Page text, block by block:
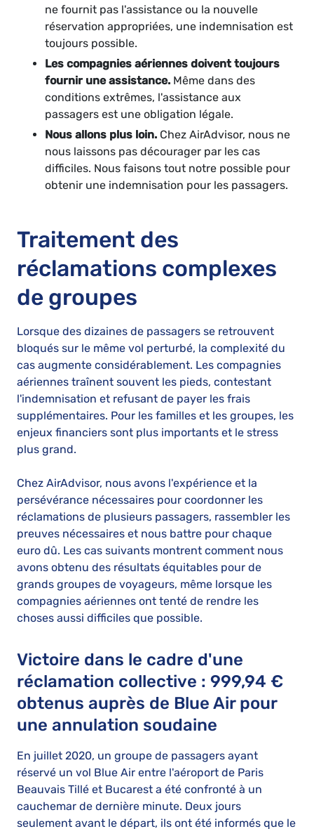
ne fournit pas l'assistance ou la nouvelle
réservation appropriées, une indemnisation est
toujours possible.
Les compagnies aériennes doivent toujours
fournir une assistance. Même dans des
conditions extrêmes, l'assistance aux
passagers est une obligation légale.
Nous allons plus loin. Chez AirAdvisor, nous ne
nous laissons pas décourager par les cas
difficiles. Nous faisons tout notre possible pour
obtenir une indemnisation pour les passagers.
Traitement des
réclamations complexes
de groupes
Lorsque des dizaines de passagers se retrouvent
bloqués sur le même vol perturbé, la complexité du
cas augmente considérablement. Les compagnies
aériennes traînent souvent les pieds, contestant
l'indemnisation et refusant de payer les frais
supplémentaires. Pour les familles et les groupes, les
enjeux financiers sont plus importants et le stress
plus grand.
Chez AirAdvisor, nous avons l'expérience et la
persévérance nécessaires pour coordonner les
réclamations de plusieurs passagers, rassembler les
preuves nécessaires et nous battre pour chaque
euro dû. Les cas suivants montrent comment nous
avons obtenu des résultats équitables pour de
grands groupes de voyageurs, même lorsque les
compagnies aériennes ont tenté de rendre les
choses aussi difficiles que possible.
Victoire dans le cadre d'une
réclamation collective : 999,94 €
obtenus auprès de Blue Air pour
une annulation soudaine
En juillet 2020, un groupe de passagers ayant
réservé un vol Blue Air entre l'aéroport de Paris
Beauvais Tillé et Bucarest a été confronté à un
cauchemar de dernière minute. Deux jours
seulement avant le départ, ils ont été informés que le